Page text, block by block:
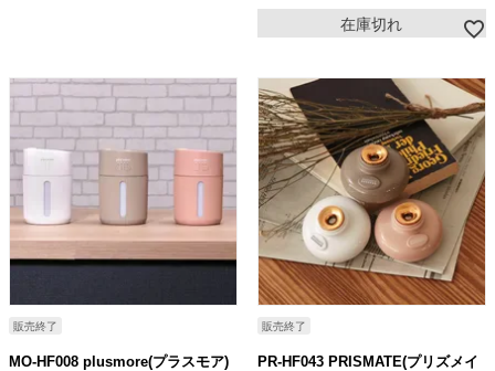
在庫切れ
販売終了
MO-HF008 plusmore(プラスモア)
販売終了
PR-HF043 PRISMATE(プリズメイ